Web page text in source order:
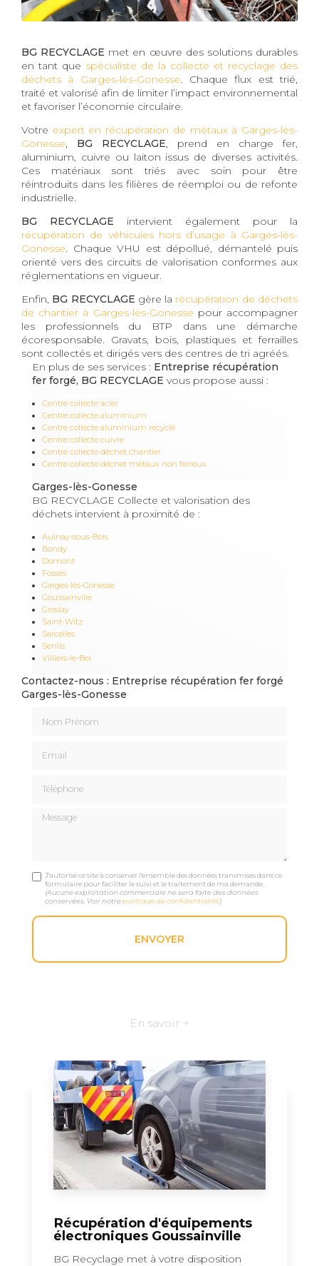
BG RECYCLAGE met en œuvre des solutions durables
en tant que spécialiste de la collecte et recyclage des
déchets à Garges-lès-Gonesse. Chaque flux est trié,
traité et valorisé afin de limiter l’impact environnemental
et favoriser l’économie circulaire.
Votre expert en récupération de métaux à Garges-lès-
Gonesse, BG RECYCLAGE, prend en charge fer,
aluminium, cuivre ou laiton issus de diverses activités.
Ces matériaux sont triés avec soin pour être
réintroduits dans les filières de réemploi ou de refonte
industrielle.
BG RECYCLAGE intervient également pour la
récupération de véhicules hors d’usage à Garges-lès-
Gonesse. Chaque VHU est dépollué, démantelé puis
orienté vers des circuits de valorisation conformes aux
réglementations en vigueur.
Enfin, BG RECYCLAGE gère la récupération de déchets
de chantier à Garges-lès-Gonesse pour accompagner
les professionnels du BTP dans une démarche
écoresponsable. Gravats, bois, plastiques et ferrailles
sont collectés et dirigés vers des centres de tri agréés.
En plus de ses services : Entreprise récupération
fer forgé, BG RECYCLAGE vous propose aussi :
Centre collecte acier
Centre collecte aluminium
Centre collecte aluminium recyclé
Centre collecte cuivre
Centre collecte déchet chantier
Centre collecte déchet métaux non ferreux
Garges-lès-Gonesse
BG RECYCLAGE Collecte et valorisation des
déchets intervient à proximité de :
Aulnay-sous-Bois
Bondy
Domont
Fosses
Garges-lès-Gonesse
Goussainville
Groslay
Saint-Witz
Sarcelles
Senlis
Villiers-le-Bel
Contactez-nous : Entreprise récupération fer forgé
Garges-lès-Gonesse
Message
J'autorise ce site à conserver l'ensemble des données transmises dans ce
formulaire pour faciliter le suivi et le traitement de ma demande.
(Aucune exploitation commerciale ne sera faite des données
conservées. Voir notrepolitique de confidentialité)
En savoir +
Récupération d'équipements
électroniques Goussainville
BG Recyclage met à votre disposition